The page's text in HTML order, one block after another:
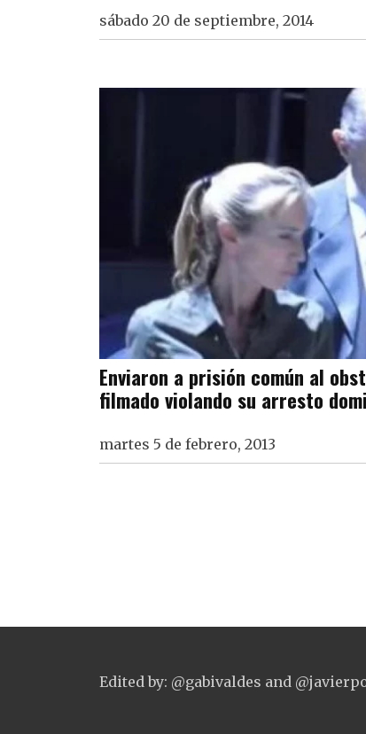
sábado 20 de septiembre, 2014
Enviaron a prisión común al
filmado violando su arresto
martes 5 de febrero, 2013
Edited by: @gabivaldes and